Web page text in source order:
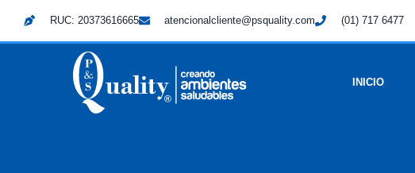
RUC: 20373616665 atencionalcliente@psquality.com (01) 717 6477
INICIO